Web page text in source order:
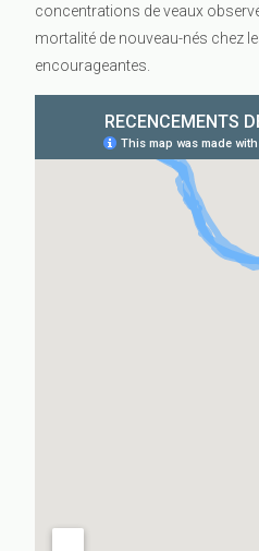
concentrations de veaux
mortalité de nouveau-nés chez
encourageantes.